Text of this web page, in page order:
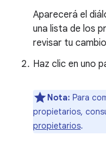
Aparecerá el
una lista de los
revisar tu
Haz clic en uno
Nota: Para
propietarios,
propietarios.